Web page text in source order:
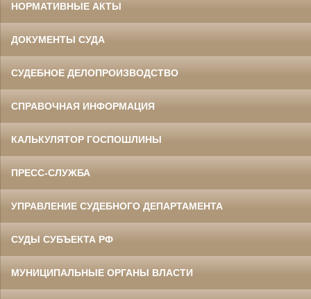
НОРМАТИВНЫЕ АКТЫ
ДОКУМЕНТЫ СУДА
СУДЕБНОЕ ДЕЛОПРОИЗВОДСТВО
СПРАВОЧНАЯ ИНФОРМАЦИЯ
КАЛЬКУЛЯТОР ГОСПОШЛИНЫ
ПРЕСС-СЛУЖБА
УПРАВЛЕНИЕ СУДЕБНОГО ДЕПАРТАМЕНТА
СУДЫ СУБЪЕКТА РФ
МУНИЦИПАЛЬНЫЕ ОРГАНЫ ВЛАСТИ